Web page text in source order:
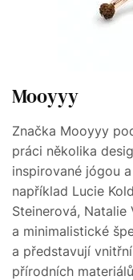
Mooyyy
Značka Mooyyy
práci několika
inspirované jógou
například Lucie
Steinerová, Natalie
a minimalistické
a představují
přírodních